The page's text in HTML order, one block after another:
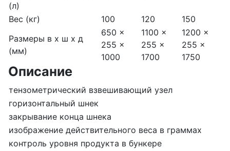
(л)
Вес (кг) 100 120
150
Размеры в x ш x д
(мм)
650 x
255 x
1000
1100 x
255 x
1700
1200 x
255 x
1750
Описание
тензометрический взвешивающий узел
горизонтальный шнек
закрывание конца шнека
изображение действительного веса в граммах
контроль уровня продукта в бункере